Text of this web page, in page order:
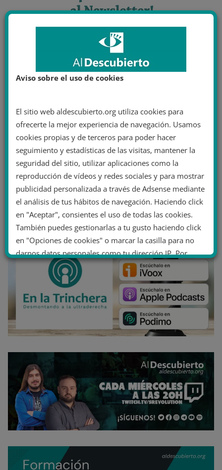
Aviso sobre el uso de cookies
El sitio web aldescubierto.org utiliza cookies para
ofrecerte la mejor experiencia de navegación. Usamos
cookies propias y de terceros para poder hacer
seguimiento y estadísticas de las visitas, mantener la
seguridad del sitio, utilizar aplicaciones como la
reproducción de vídeos y redes sociales y para mostrar
publicidad personalizada a través de Adsense mediante
el análisis de tus hábitos de navegación. Haciendo click
en "Aceptar", consientes el uso de todas las cookies.
También puedes gestionarlas a tu gusto haciendo click
en "Opciones de cookies" o marcar la casilla para no
darnos datos personales como tu dirección IP. Por
último, puedes leer nuestra Política de cookies.
No dar mi información personal
Opciones de cookies Aceptar cookies